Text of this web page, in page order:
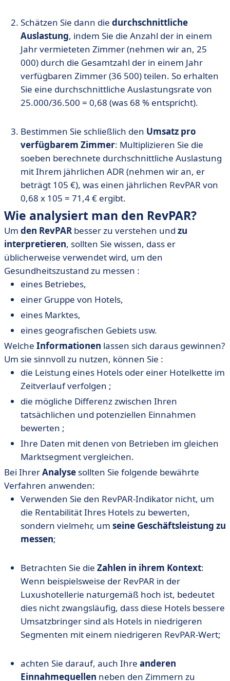
Schätzen Sie dann die durchschnittliche
Auslastung, indem Sie die Anzahl der in einem
Jahr vermieteten Zimmer (nehmen wir an, 25
000) durch die Gesamtzahl der in einem Jahr
verfügbaren Zimmer (36 500) teilen. So erhalten
Sie eine durchschnittliche Auslastungsrate von
25.000/36.500 = 0,68 (was 68 % entspricht).
Bestimmen Sie schließlich den Umsatz pro
verfügbarem Zimmer: Multiplizieren Sie die
soeben berechnete durchschnittliche Auslastung
mit Ihrem jährlichen ADR (nehmen wir an, er
beträgt 105 €), was einen jährlichen RevPAR von
0,68 x 105 = 71,4 € ergibt.
Wie analysiert man den RevPAR?
Um den RevPAR besser zu verstehen und zu
interpretieren, sollten Sie wissen, dass er
üblicherweise verwendet wird, um den
Gesundheitszustand zu messen :
eines Betriebes,
einer Gruppe von Hotels,
eines Marktes,
eines geografischen Gebiets usw.
Welche Informationen lassen sich daraus gewinnen?
Um sie sinnvoll zu nutzen, können Sie :
die Leistung eines Hotels oder einer Hotelkette im
Zeitverlauf verfolgen ;
die mögliche Differenz zwischen Ihren
tatsächlichen und potenziellen Einnahmen
bewerten ;
Ihre Daten mit denen von Betrieben im gleichen
Marktsegment vergleichen.
Bei IhrerAnalyse sollten Sie folgende bewährte
Verfahren anwenden:
Verwenden Sie den RevPAR-Indikator nicht, um
die Rentabilität Ihres Hotels zu bewerten,
sondern vielmehr, um seine Geschäftsleistung zu
messen;
Betrachten Sie die Zahlen in ihrem Kontext:
Wenn beispielsweise der RevPAR in der
Luxushotellerie naturgemäß hoch ist, bedeutet
dies nicht zwangsläufig, dass diese Hotels bessere
Umsatzbringer sind als Hotels in niedrigeren
Segmenten mit einem niedrigeren RevPAR-Wert;
achten Sie darauf, auch Ihre anderen
Einnahmequellen neben den Zimmern zu